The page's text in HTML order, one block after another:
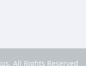
All Rights Reserved.